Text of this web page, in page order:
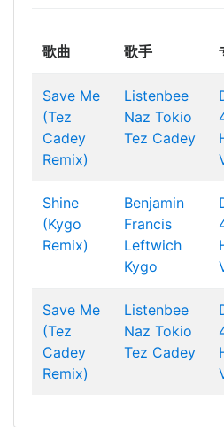
歌曲 歌手
Save Me
(Tez
Cadey
Remix)
Listenbee
Naz Tokio
Tez Cadey
Shine
(Kygo
Remix)
Benjamin
Francis
Leftwich
Kygo
Save Me
(Tez
Cadey
Remix)
Listenbee
Naz Tokio
Tez Cadey